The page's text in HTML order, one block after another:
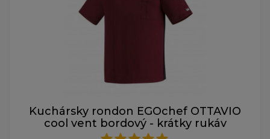
Kuchársky rondon EGOchef OTTAVIO
cool vent bordový - krátky rukáv